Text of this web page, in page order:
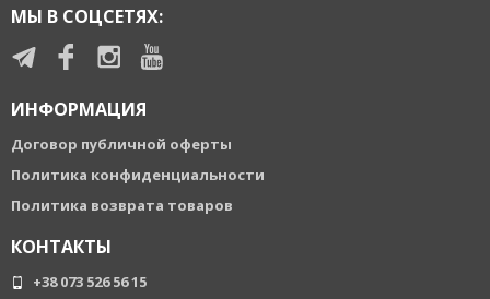
МЫ В СОЦСЕТЯХ:
ИНФОРМАЦИЯ
Договор публичной оферты
Политика конфиденциальности
Политика возврата товаров
КОНТАКТЫ
+38 073 526 56 15